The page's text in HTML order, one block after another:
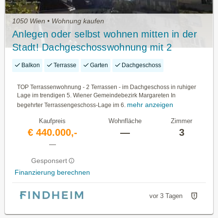
1050 Wien • Wohnung kaufen
Anlegen oder selbst wohnen mitten in der
Stadt! Dachgeschosswohnung mit 2
Terrassen im Trend-Bezirk Margareten in
Balkon Terrasse Garten Dachgeschoss
TOP Terrassenwohnung - 2 Terrassen - im Dachgeschoss in ruhiger
Lage im trendigen 5. Wiener Gemeindebezirk Margareten In
begehrter Terrassengeschoss-Lage im 6. mehr anzeigen
Kaufpreis
€ 440.000,-
—
Gesponsert
Finanzierung berechnen
Wohnfläche
—
Zimmer
3
vor 3 Tagen